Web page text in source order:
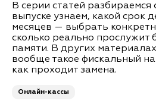
В серии статей
выпуске узнаем, какой срок
месяцев — выбрать
сколько реально прослужит
памяти. В других
вообще такое фискальный
как проходит замена.
Онлайн-кассы